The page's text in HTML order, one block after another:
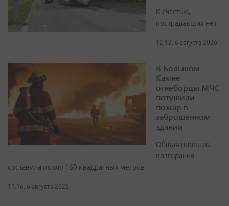
К счастью,
пострадавших нет
12:12, 6 августа 2026
В Большом
Камне
огнеборцы МЧС
потушили
пожар в
заброшенном
здании
Общая площадь
возгорания
составила около 160 квадратных метров
11:16, 6 августа 2026